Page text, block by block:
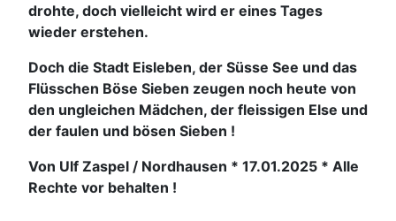
drohte, doch vielleicht wird er eines Tages
wieder erstehen.
Doch die Stadt Eisleben, der Süsse See und das
Flüsschen Böse Sieben zeugen noch heute von
den ungleichen Mädchen, der fleissigen Else und
der faulen und bösen Sieben !
Von Ulf Zaspel / Nordhausen * 17.01.2025 * Alle
Rechte vor behalten !